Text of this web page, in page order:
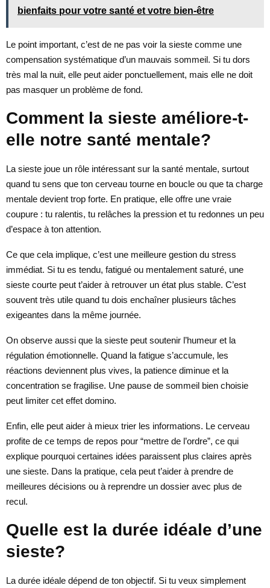
bienfaits pour votre santé et votre bien-être
Le point important, c’est de ne pas voir la sieste comme une
compensation systématique d’un mauvais sommeil. Si tu dors
très mal la nuit, elle peut aider ponctuellement, mais elle ne doit
pas masquer un problème de fond.
Comment la sieste améliore-t-
elle notre santé mentale?
La sieste joue un rôle intéressant sur la santé mentale, surtout
quand tu sens que ton cerveau tourne en boucle ou que ta charge
mentale devient trop forte. En pratique, elle offre une vraie
coupure : tu ralentis, tu relâches la pression et tu redonnes un peu
d’espace à ton attention.
Ce que cela implique, c’est une meilleure gestion du stress
immédiat. Si tu es tendu, fatigué ou mentalement saturé, une
sieste courte peut t’aider à retrouver un état plus stable. C’est
souvent très utile quand tu dois enchaîner plusieurs tâches
exigeantes dans la même journée.
On observe aussi que la sieste peut soutenir l’humeur et la
régulation émotionnelle. Quand la fatigue s’accumule, les
réactions deviennent plus vives, la patience diminue et la
concentration se fragilise. Une pause de sommeil bien choisie
peut limiter cet effet domino.
Enfin, elle peut aider à mieux trier les informations. Le cerveau
profite de ce temps de repos pour “mettre de l’ordre”, ce qui
explique pourquoi certaines idées paraissent plus claires après
une sieste. Dans la pratique, cela peut t’aider à prendre de
meilleures décisions ou à reprendre un dossier avec plus de
recul.
Quelle est la durée idéale d’une
sieste?
La durée idéale dépend de ton objectif. Si tu veux simplement